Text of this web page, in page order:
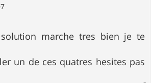
marche tres bien je te
un de ces quatres hesites pas